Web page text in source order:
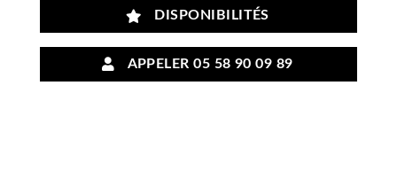
DISPONIBILITÉS
APPELER 05 58 90 09 89